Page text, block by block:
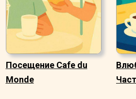
Посещение Cafe du
Monde